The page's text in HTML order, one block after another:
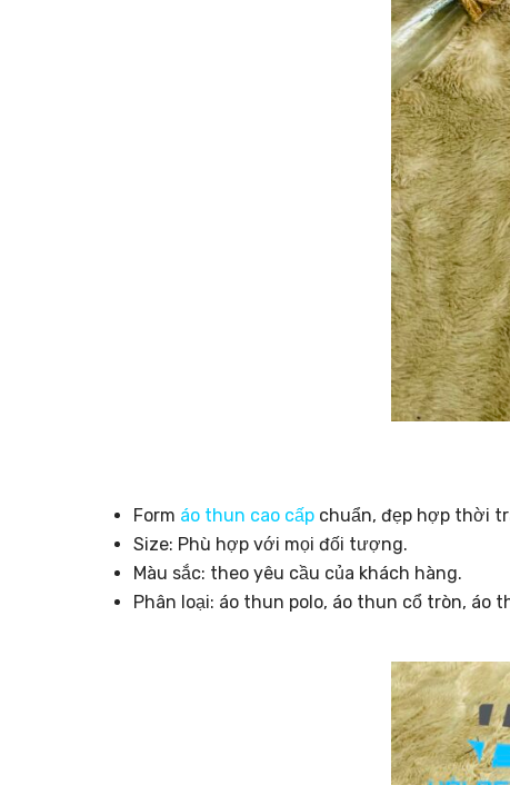
Form áo thun cao cấp chuẩn, đẹp hợp thời
Size: Phù hợp với mọi đối tượng.
Màu sắc: theo yêu cầu của khách hàng.
Phân loại: áo thun polo, áo thun cổ tròn, áo